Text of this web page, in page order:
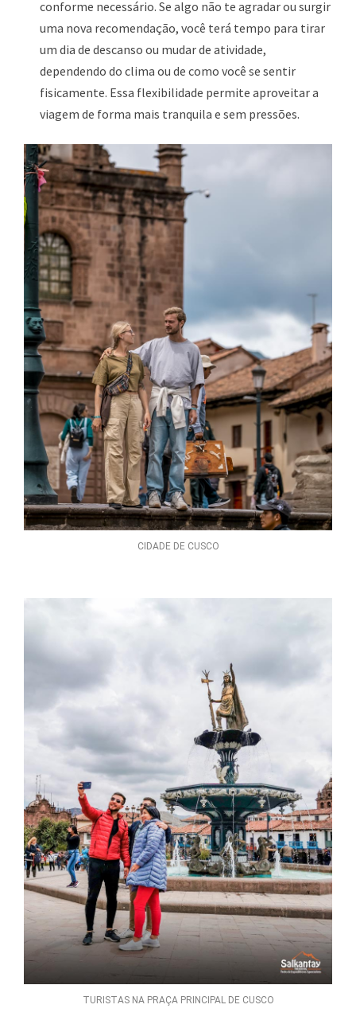
conforme necessário. Se algo não te agradar ou surgir
uma nova recomendação, você terá tempo para tirar
um dia de descanso ou mudar de atividade,
dependendo do clima ou de como você se sentir
fisicamente. Essa flexibilidade permite aproveitar a
viagem de forma mais tranquila e sem pressões.
CIDADE DE CUSCO
TURISTAS NA PRAÇA PRINCIPAL DE CUSCO